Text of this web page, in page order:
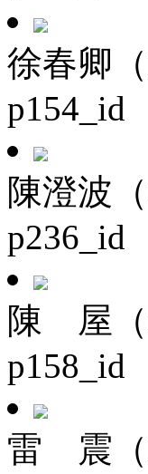
徐春卿（
p154_id
陳澄波（
p236_id
陳 屋（
p158_id
雷 震（